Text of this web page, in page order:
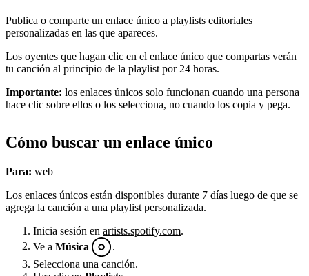
Publica o comparte un enlace único a playlists editoriales
personalizadas en las que apareces.
Los oyentes que hagan clic en el enlace único que compartas verán
tu canción al principio de la playlist por 24 horas.
Importante: los enlaces únicos solo funcionan cuando una persona
hace clic sobre ellos o los selecciona, no cuando los copia y pega.
Cómo buscar un enlace único
Para: web
Los enlaces únicos están disponibles durante 7 días luego de que se
agrega la canción a una playlist personalizada.
Inicia sesión en artists.spotify.com.
Ve a Música
Selecciona una canción.